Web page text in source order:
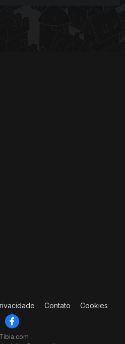
Contato Cookies